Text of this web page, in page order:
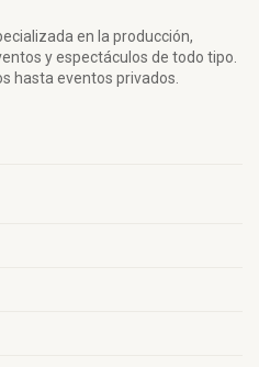
en la producción,
y espectáculos de todo tipo.
hasta eventos privados.